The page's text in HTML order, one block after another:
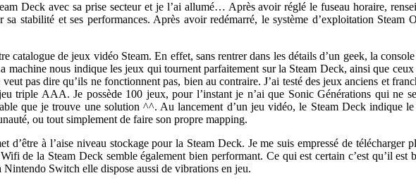
Deck avec sa prise secteur et je l’ai allumé… Après avoir réglé le fuseau horaire,
stabilité et ses performances. Après avoir redémarré, le système d’exploitation Steam
catalogue de jeux vidéo Steam. En effet, sans rentrer dans les détails d’un geek, la
machine nous indique les jeux qui tournent parfaitement sur la Steam Deck, ainsi que
pas dire qu’ils ne fonctionnent pas, bien au contraire. J’ai testé des jeux anciens et
triple AAA. Je possède 100 jeux, pour l’instant je n’ai que Sonic Générations qui ne
que je trouve une solution ^^. Au lancement d’un jeu vidéo, le Steam Deck indique
ou tout simplement de faire son propre mapping.
d’être à l’aise niveau stockage pour la Steam Deck. Je me suis empressé de
de la Steam Deck semble également bien performant. Ce qui est certain c’est qu’il
Switch elle dispose aussi de vibrations en jeu.